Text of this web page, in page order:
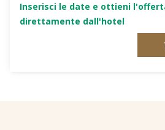
Inserisci le date e ottieni
direttamente dall'hotel